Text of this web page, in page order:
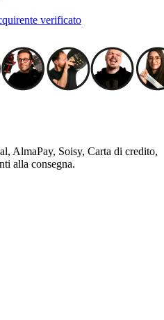
verificato
AlmaPay, Soisy, Carta di credito,
alla consegna.